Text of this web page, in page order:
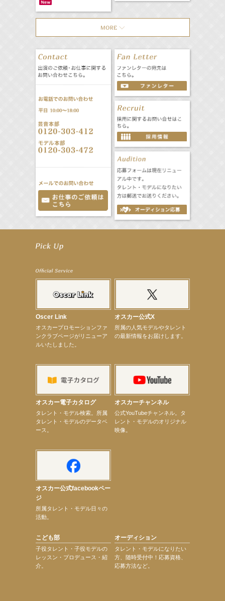
【笛木優子】8月13日（木）ドラマ『大空港〜GATE24〜』ゲスト出演決定！
【elfin’】7thシングル『全世界』がFMたいはくでO.A.決定♪
【elfin’】7thシングル『全世界』がFM-UUでO.A.決定♪
【elfin’】7thシングル『全世界』がFM TANABEでO.A.決定♪
【昆虫ハンター牧田習】8月13日（木）プライムツリー赤池「ふれあい昆虫フェスティバル」トーク
ショーゲスト出演！
【井頭愛海】『小さなお葬式』TV-CM出演！
【定本楓馬】WEB DIGVII 連載企画『東京23時』に登場！
【上戸彩】サントリー「−196」新CM出演！
【elfin’】【小倉舞子】8月9日（日）「MxM’s produce event vol.14」に出演決定！
【elfin’】【辻美優】8月28日（金）「辻美優(elfin’)グレイテスト・ショー」に出演決定！
【elfin’】9月27日（日）「Beauty Voice Theater Reboot Vol.3」開催決定！
Oscer Link
オスカープロモーションファ
ンクラブページがリニューア
ルいたしました。
オスカー公式X
所属の人気モデルやタレント
の最新情報をお届けします。
オスカー電子カタログ
タレント・モデル検索。所属
タレント・モデルのデータベ
ース。
オスカーチャンネル
公式YouTubeチャンネル。タ
レント・モデルのオリジナル
映像。
オスカー公式facebookペー
ジ
所属タレント・モデル日々の
活動。
こども部
子役タレント・子役モデルの
レッスン・プロデュース・紹
介。
オーディション
タレント・モデルになりたい
方、随時受付中！応募資格、
応募方法など。